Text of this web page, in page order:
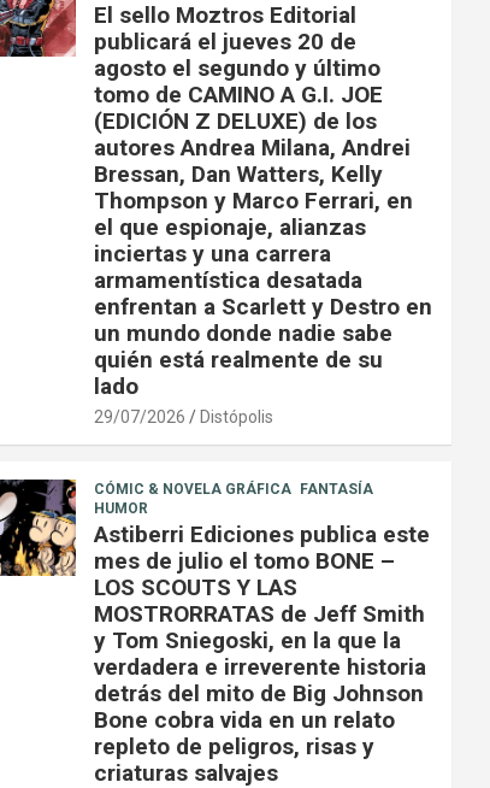
El sello Moztros Editorial
publicará el jueves 20 de
agosto el segundo y último
tomo de CAMINO A G.I. JOE
(EDICIÓN Z DELUXE) de los
autores Andrea Milana, Andrei
Bressan, Dan Watters, Kelly
Thompson y Marco Ferrari, en
el que espionaje, alianzas
inciertas y una carrera
armamentística desatada
enfrentan a Scarlett y Destro en
un mundo donde nadie sabe
quién está realmente de su
lado
29/07/2026 Distópolis
CÓMIC & NOVELA GRÁFICA
FANTASÍA
HUMOR
Astiberri Ediciones publica este
mes de julio el tomo BONE –
LOS SCOUTS Y LAS
MOSTRORRATAS de Jeff Smith
y Tom Sniegoski, en la que la
verdadera e irreverente historia
detrás del mito de Big Johnson
Bone cobra vida en un relato
repleto de peligros, risas y
criaturas salvajes